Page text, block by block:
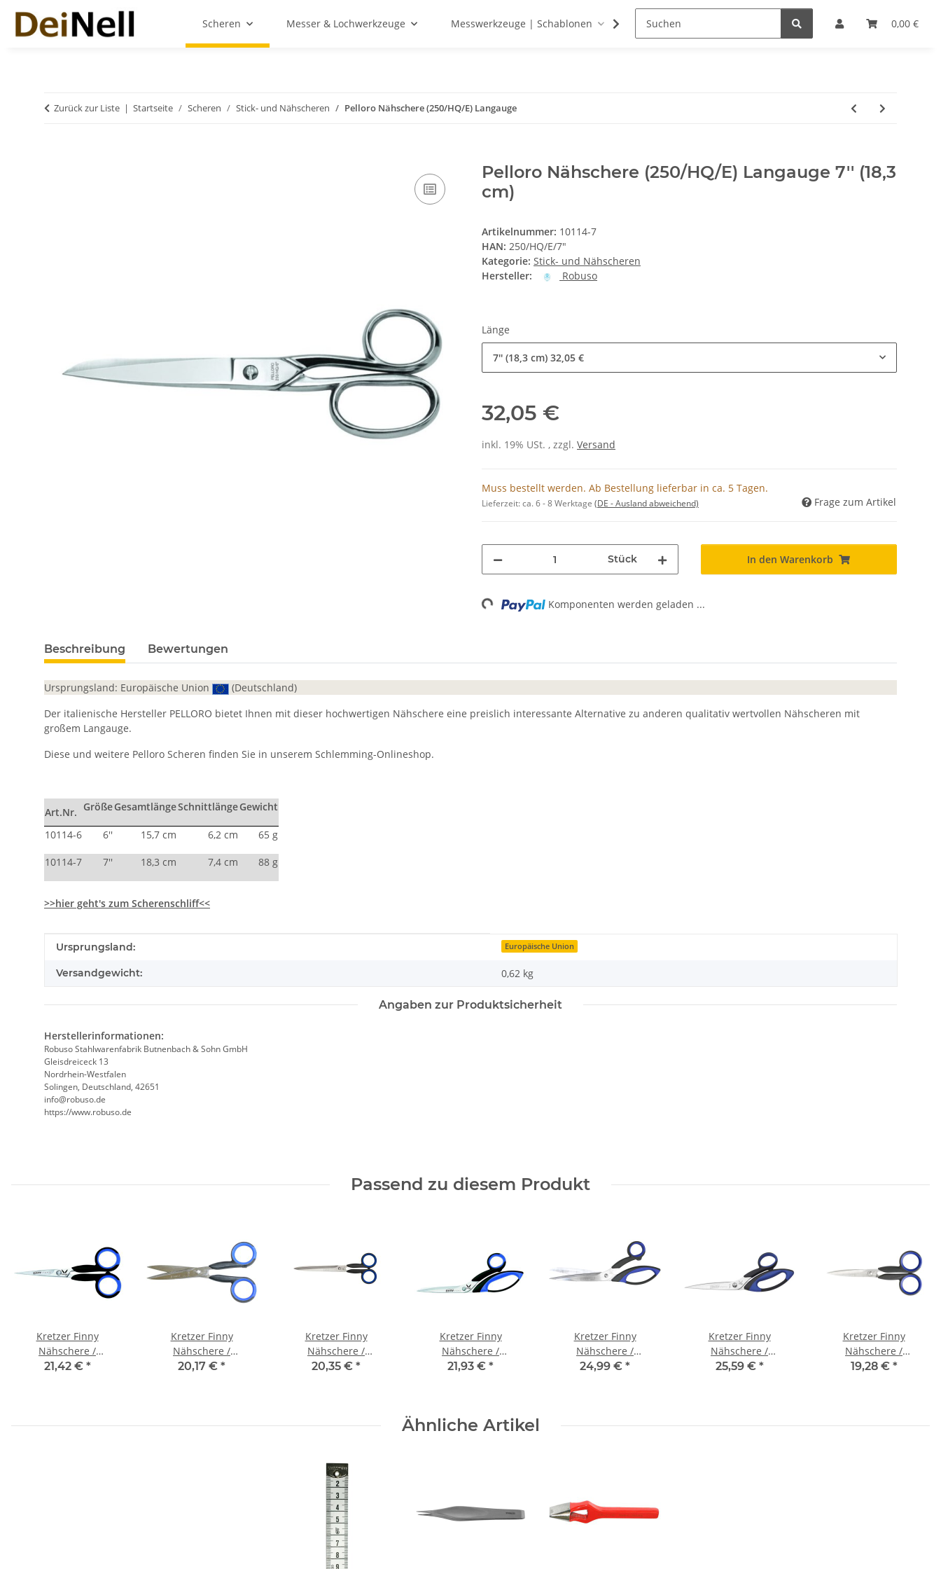
0,00 €
Scheren Messer & Lochwerkzeuge Messwerkzeuge | Schablonen Lupen Sonstiges SALE %
Zurück zur Liste Startseite Scheren Stick- und Nähscheren Pelloro Nähschere (250/HQ/E) Langauge
Pelloro Nähschere (250/HQ/E) Langauge 7'' (18,3
cm)
Artikelnummer: 10114-7
HAN: 250/HQ/E/7"
Kategorie: Stick- und Nähscheren
Hersteller:
Robuso
Länge
7'' (18,3 cm) 32,05 €
32,05 €
inkl. 19% USt. , zzgl. Versand
Muss bestellt werden. Ab Bestellung lieferbar in ca. 5 Tagen.
Lieferzeit:ca. 6 - 8 Werktage (DE - Ausland abweichend) Frage zum Artikel
Stück In den Warenkorb
Loading... Komponenten werden geladen ...
Beschreibung Bewertungen
Ursprungsland: Europäische Union
(Deutschland)
Der italienische Hersteller PELLORO bietet Ihnen mit dieser hochwertigen Nähschere eine preislich interessante Alternative zu anderen qualitativ wertvollen Nähscheren mit
großem Langauge.
Diese und weitere Pelloro Scheren finden Sie in unserem Schlemming-Onlineshop.
Art.Nr. GrößeGesamtlängeSchnittlängeGewicht
10114-6 6'' 15,7 cm 6,2 cm 65 g
10114-7 7'' 18,3 cm 7,4 cm 88 g
>>hier geht's zum Scherenschliff<<
Produkteigenschaft
Wert
Ursprungsland: Europäische Union
Versandgewicht: 0,62 kg
Angaben zur Produktsicherheit
Herstellerinformationen:
Robuso Stahlwarenfabrik Butnenbach & Sohn GmbH
Gleisdreiceck 13
Nordrhein-Westfalen
Solingen, Deutschland, 42651
info@robuso.de
https://www.robuso.de
Passend zu diesem Produkt
Kretzer Finny
Nähschere /
Handarbeitsschere
21,42 € *
Kretzer Finny
Nähschere /
Handarbeitsschere
20,17 € *
Kretzer Finny
Nähschere /
Leichtschere (7") 18 cm
20,35 € *
Kretzer Finny
Nähschere /
Leichtschere (72020) 8"
21,93 € *
Kretzer Finny
Nähschere /
Leichtschere (72024)
24,99 € *
Kretzer Finny
Nähschere /
Leichtschere (72025)
25,59 € *
Kretzer Finny
Nähschere /
Leichtschere (772013)
19,28 € *
Ähnliche Artikel